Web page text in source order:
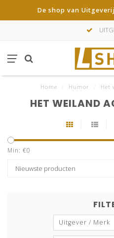
De shop van
Home Humor Het
HET WEILAND
Min: €0
Uitgever / Merk